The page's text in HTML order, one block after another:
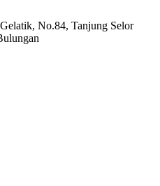
No.84, Tanjung Selor